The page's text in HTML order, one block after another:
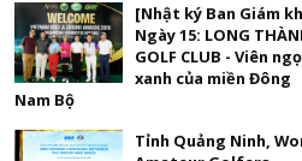
[Nhật ký Ban Giám
Ngày 15: LONG
GOLF CLUB - Viên
xanh của miền Đông
Nam Bộ
Tỉnh Quảng Ninh,